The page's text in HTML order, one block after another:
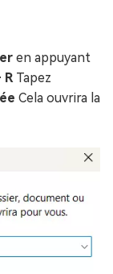
en appuyant
R Tapez
Cela ouvrira la